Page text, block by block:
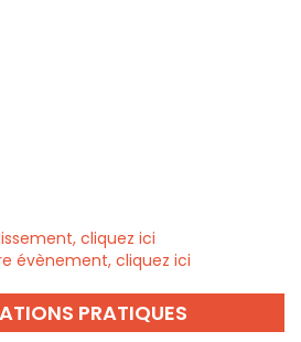
cliquez ici
évènement, cliquez ici
PRATIQUES